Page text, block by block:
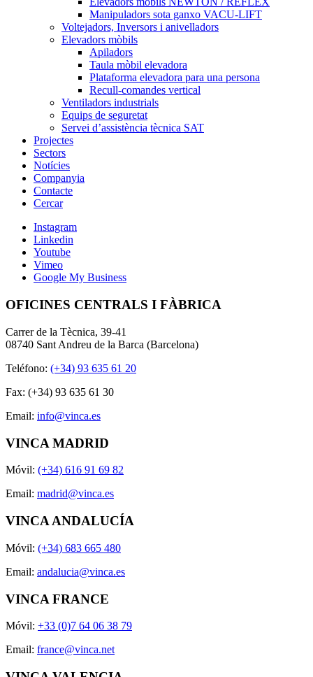
Manipuladors sota ganxo VACU-LIFT
Voltejadors, Inversors i anivelladors
Elevadors mòbils
Apiladors
Taula mòbil elevadora
Plataforma elevadora para una persona
Recull-comandes vertical
Ventiladors industrials
Equips de seguretat
Servei d’assistència tècnica SAT
Projectes
Sectors
Notícies
Companyia
Contacte
Cercar
Instagram
Linkedin
Youtube
Vimeo
Google My Business
OFICINES CENTRALS I FÀBRICA
Carrer de la Tècnica, 39-41
08740 Sant Andreu de la Barca (Barcelona)
Teléfono: (+34) 93 635 61 20
Fax: (+34) 93 635 61 30
Email: info@vinca.es
VINCA MADRID
Móvil: (+34) 616 91 69 82
Email: madrid@vinca.es
VINCA ANDALUCÍA
Móvil: (+34) 683 665 480
Email: andalucia@vinca.es
VINCA FRANCE
Móvil: +33 (0)7 64 06 38 79
Email: france@vinca.net